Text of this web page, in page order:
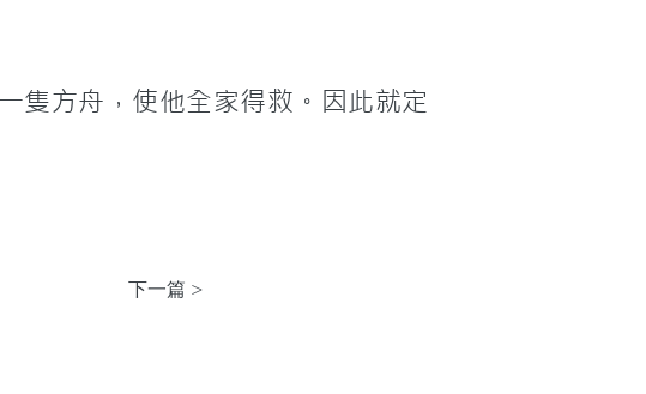
隻方舟，使他全家得救。因此就定
下一篇 >